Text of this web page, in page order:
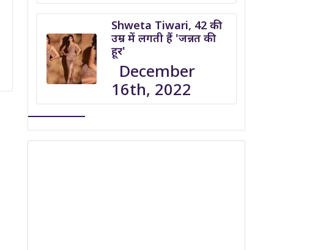
Shweta Tiwari, 42 की
उम्र में लगती हैं 'जन्नत की
हूर'
December
16th, 2022